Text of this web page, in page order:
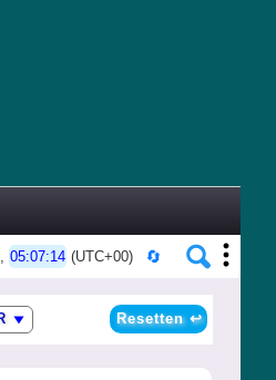
05:07:14 (UTC+00)
Resetten ↩️